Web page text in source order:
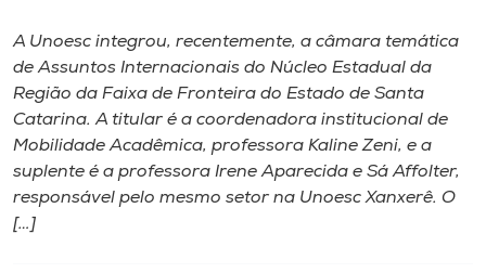
Internacionalização
I.nova
Diplomados
Cultura
A Unoesc integrou, recentemente, a câmara temática
de Assuntos Internacionais do Núcleo Estadual da
Região da Faixa de Fronteira do Estado de Santa
Catarina. A titular é a coordenadora institucional de
Mobilidade Acadêmica, professora Kaline Zeni, e a
suplente é a professora Irene Aparecida e Sá Affolter,
responsável pelo mesmo setor na Unoesc Xanxerê. O
[…]